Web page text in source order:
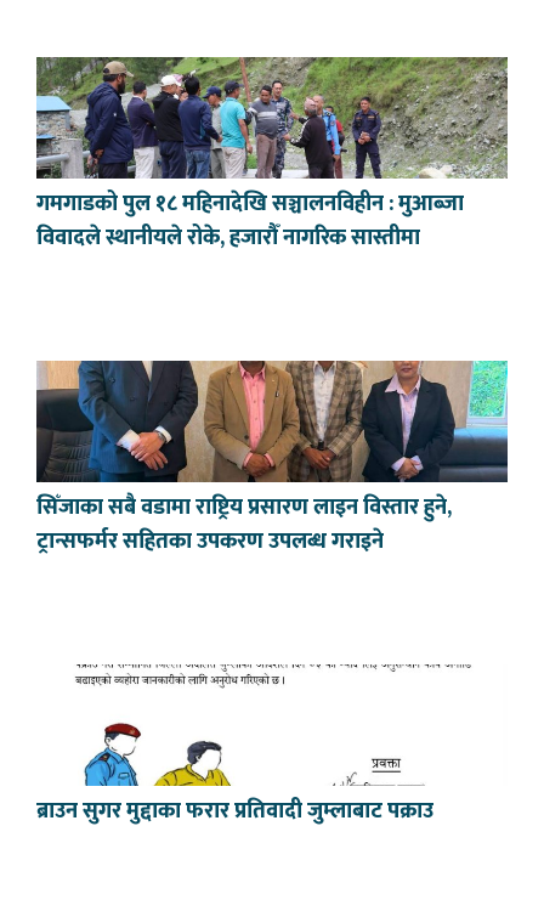
गमगाडको पुल १८ महिनादेखि सञ्चालनविहीन : मुआब्जा
विवादले स्थानीयले रोके, हजारौँ नागरिक सास्तीमा
सिँजाका सबै वडामा राष्ट्रिय प्रसारण लाइन विस्तार हुने,
ट्रान्सफर्मर सहितका उपकरण उपलब्ध गराइने
ब्राउन सुगर मुद्दाका फरार प्रतिवादी जुम्लाबाट पक्राउ